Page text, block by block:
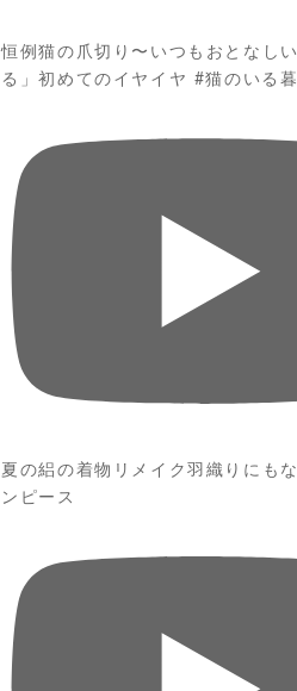
恒例猫の爪切り〜いつもおとなし
る」初めてのイヤイヤ #猫のいる
夏の絽の着物リメイク羽織りにも
ンピース